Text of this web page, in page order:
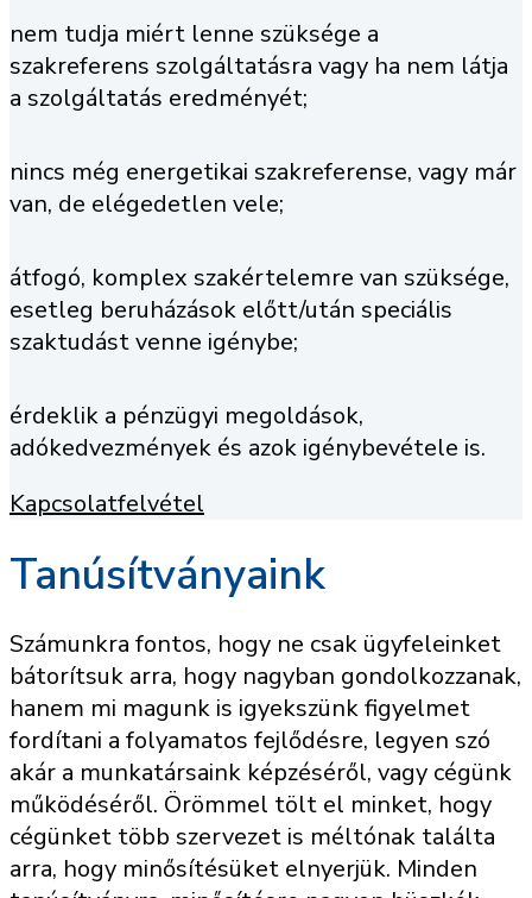
nem tudja miért lenne szüksége a
szakreferens szolgáltatásra vagy ha nem látja
a szolgáltatás eredményét;
nincs még energetikai szakreferense, vagy már
van, de elégedetlen vele;
átfogó, komplex szakértelemre van szüksége,
esetleg beruházások előtt/után speciális
szaktudást venne igénybe;
érdeklik a pénzügyi megoldások,
adókedvezmények és azok igénybevétele is.
Kapcsolatfelvétel
Tanúsítványaink
Számunkra fontos, hogy ne csak ügyfeleinket
bátorítsuk arra, hogy nagyban gondolkozzanak,
hanem mi magunk is igyekszünk figyelmet
fordítani a folyamatos fejlődésre, legyen szó
akár a munkatársaink képzéséről, vagy cégünk
működéséről. Örömmel tölt el minket, hogy
cégünket több szervezet is méltónak találta
arra, hogy minősítésüket elnyerjük. Minden